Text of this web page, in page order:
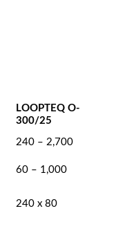
LOOPTEQ O-
300/25
240 – 2,700
60 – 1,000
240 x 80